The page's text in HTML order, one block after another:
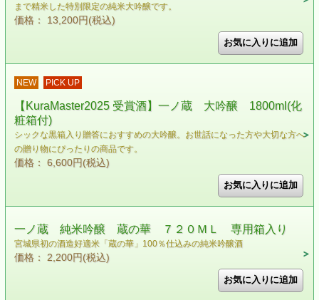
まで精米した特別限定の純米大吟醸です。
価格： 13,200円(税込)
NEW PICK UP
【KuraMaster2025 受賞酒】一ノ蔵 大吟醸 1800ml(化
粧箱付)
シックな黒箱入り贈答におすすめの大吟醸。お世話になった方や大切な方へ
の贈り物にぴったりの商品です。
価格： 6,600円(税込)
一ノ蔵 純米吟醸 蔵の華 ７２０ＭＬ 専用箱入り
宮城県初の酒造好適米「蔵の華」100％仕込みの純米吟醸酒
価格： 2,200円(税込)